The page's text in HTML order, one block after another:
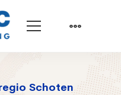
Schoten